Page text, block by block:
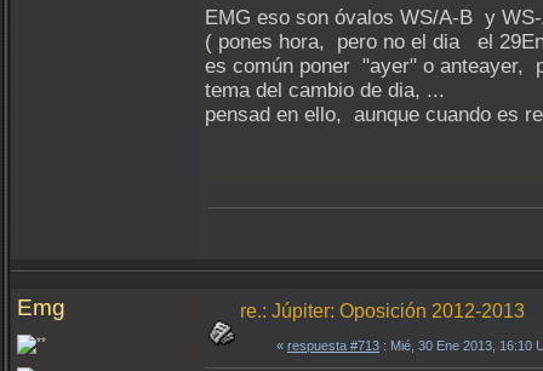
EMG eso son óvalos WS/A-B y
( pones hora, pero no el dia el
es común poner "ayer" o anteayer,
tema del cambio de dia, ...
pensad en ello, aunque cuando es
Emg re.: Júpiter: Oposición 2012-2013
« respuesta #713 : Mié, 30 Ene 2013, 16:10